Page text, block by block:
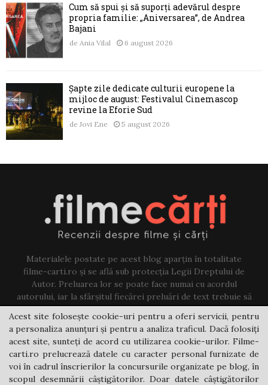
Cum să spui și să suporți adevărul despre
propria familie: „Aniversarea”, de Andrea
Bajani
de Ania Vilal 6 august 2026
Șapte zile dedicate culturii europene la
mijloc de august: Festivalul Cinemascop
revine la Eforie Sud
de Jovi Ene 5 august 2026
Materialele postate pe acest blog aparțin în totalitate
filme-carti.ro și se află sub protecția Legii Dreptului de
Autor. Preluarea lor se poate face numai cu acordul
autorului, iar la sfârșitul fiecărei preluări de text trebuie să
existe un link către acest blog.
Contact us:jovi@filme-carti.ro
Acest site folosește cookie-uri pentru a oferi servicii, pentru
a personaliza anunțuri și pentru a analiza traficul. Dacă folosiți
acest site, sunteți de acord cu utilizarea cookie-urilor. Filme-
carti.ro prelucrează datele cu caracter personal furnizate de
voi în cadrul înscrierilor la concursurile organizate pe blog, în
scopul desemnării câștigătorilor. Doar datele câștigătorilor